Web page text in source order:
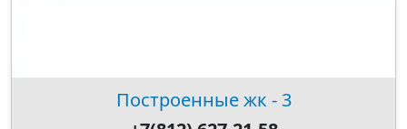
Построенные жк - 3